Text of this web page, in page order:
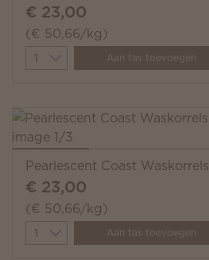
€ 23,00
(€ 50,66/kg)
Quantity
Aan tas toevoegen
Pearlescent Coast Waskorrels
€ 23,00
(€ 50,66/kg)
Quantity
Aan tas toevoegen